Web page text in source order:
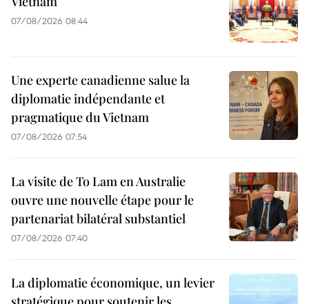
07/08/2026 08:44
Une experte canadienne salue la
diplomatie indépendante et
pragmatique du Vietnam
07/08/2026 07:54
La visite de To Lam en Australie
ouvre une nouvelle étape pour le
partenariat bilatéral substantiel
07/08/2026 07:40
La diplomatie économique, un levier